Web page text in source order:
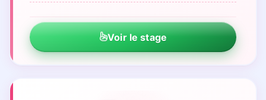
Voir le stage